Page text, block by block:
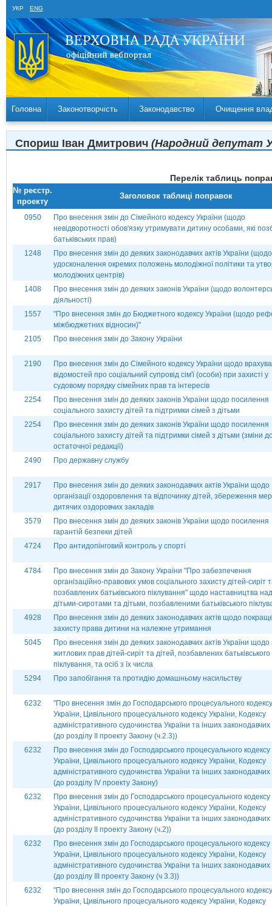
УКР ENG
Головна Законотворчість Законодавство Очищення
Спориш Іван Дмитрович (Народний депутат
Перелік таблиць
№ реєстр.
проекту
Заголовок таблиці поправок
0950
Про внесення змін до Сімейного кодексу України (щодо
невідворотності обов'язку утримувати дитину особами, які
батьківських прав)
1248
Про внесення змін до деяких законодавчих актів України (щодо
удосконалення окремих положень молодіжної політики та
молодіжних центрів)
1408
Про внесення змін до деяких законів України (щодо
діяльності)
1557
"Про внесення змін до Бюджетного кодексу України (щодо
міжбюджетних відносин)"
2105
Про внесення змін до Закону України
2190
Про внесення змін до Сімейного кодексу України щодо
відомостей про соціальний супровід сім'ї (особи) при захисті у
судовому порядку сімейних прав та інтересів
2254
Про внесення змін до деяких законів України щодо посилення
соціального захисту дітей та підтримки сімей з дітьми
2254
Про внесення змін до деяких законів України щодо посилення
соціального захисту дітей та підтримки сімей з дітьми (зміни
остаточної редакції)
2490
Про державну службу
2917
Про внесення змін до деяких законодавчих актів України щодо
організації оздоровлення та відпочинку дітей, збереження
дитячих оздоровчих закладів
3579
Про внесення змін до деяких законів України щодо посилення
гарантій безпеки дітей
4724
Про антидопінговий контроль у спорті
4784
Про внесення змін до Закону України "Про забезпечення
організаційно-правових умов соціального захисту дітей-сиріт
позбавлених батьківського піклування" щодо наставництва над
дітьми-сиротами та дітьми, позбавленими батьківського
4928
Про внесення змін до деяких законодавчих актів щодо
захисту права дитини на належне утримання
5045
Про внесення змін до деяких законодавчих актів України щодо
житлових прав дітей-сиріт та дітей, позбавлених батьківського
піклування, та осіб з їх числа
5294
Про запобігання та протидію домашньому насильству
6232
"Про внесення змін до Господарського процесуального кодексу
України, Цивільного процесуального кодексу України, Кодексу
адміністративного судочинства України та інших законодавчих
(до розділу ІІ проекту Закону (ч.2.3))
6232
Про внесення змін до Господарського процесуального кодексу
України, Цивільного процесуального кодексу України, Кодексу
адміністративного судочинства України та інших законодавчих
(до розділу ІV проекту Закону)
6232
Про внесення змін до Господарського процесуального кодексу
України, Цивільного процесуального кодексу України, Кодексу
адміністративного судочинства України та інших законодавчих
(до розділу ІІ проекту Закону (ч.2))
6232
Про внесення змін до Господарського процесуального кодексу
України, Цивільного процесуального кодексу України, Кодексу
адміністративного судочинства України та інших законодавчих
(до розділу ІІІ проекту Закону (ч 3.3))
6232
"Про внесення змін до Господарського процесуального кодексу
України, Цивільного процесуального кодексу України, Кодексу